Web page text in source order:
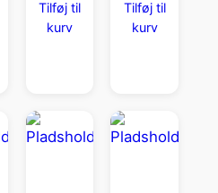
Tilføj til
kurv
Tilføj til
kurv